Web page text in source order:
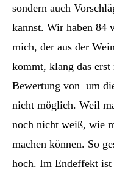
sondern auch
kannst. Wir haben 84
mich, der aus der
kommt, klang das
Bewertung von um
nicht möglich. Weil
noch nicht weiß, wie
machen können. So
hoch. Im Endeffekt ist